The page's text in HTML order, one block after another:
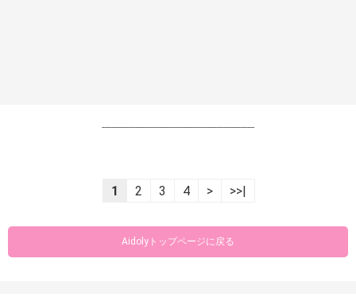
----------------------------------------------------------------
1 2 3 4 > >>|
Aidolyトップページに戻る